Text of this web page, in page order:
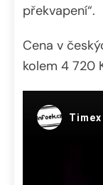
překvapení“.
Cena v
kolem 4 720